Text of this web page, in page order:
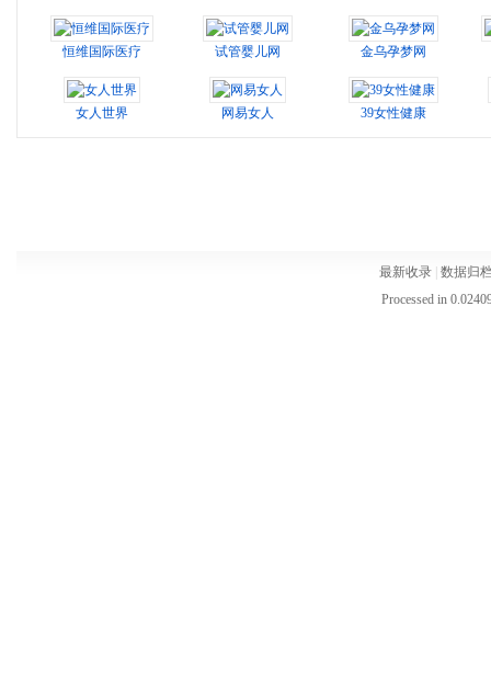
恒维国际医疗 试管婴儿网 金乌孕梦网
女人世界 网易女人 39女性健康
最新收录 数据归
Processed in